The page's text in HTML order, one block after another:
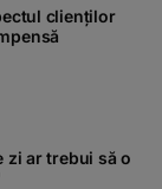
clienților
zi ar trebui să o